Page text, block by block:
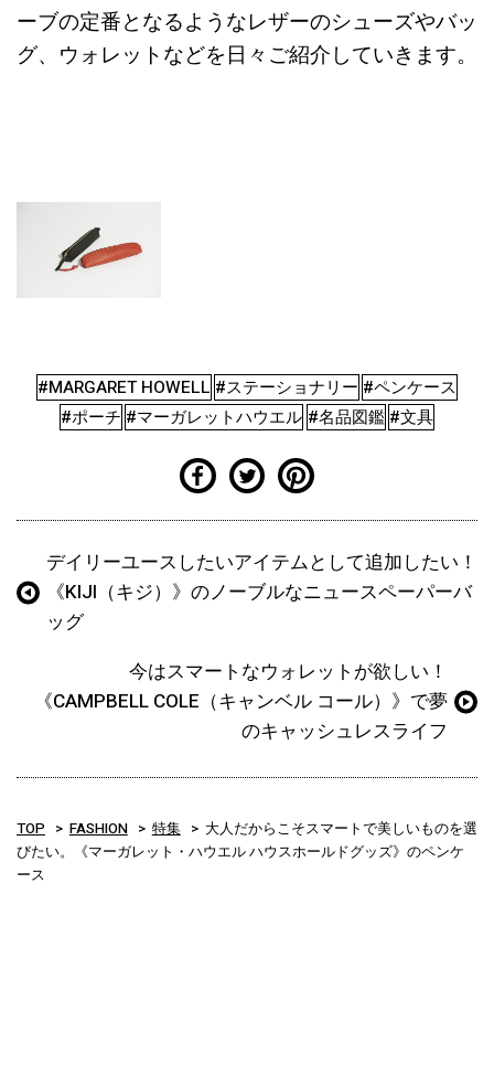
ーブの定番となるようなレザーのシューズやバッ
グ、ウォレットなどを日々ご紹介していきます。
#MARGARET HOWELL #ステーショナリー #ペンケース
#ポーチ #マーガレットハウエル #名品図鑑 #文具
デイリーユースしたいアイテムとして追加したい！
《KIJI（キジ）》のノーブルなニュースペーパーバ
ッグ
今はスマートなウォレットが欲しい！
《CAMPBELL COLE（キャンベル コール）》で夢
のキャッシュレスライフ
TOP FASHION 特集
大人だからこそスマートで美しいものを選
びたい。《マーガレット・ハウエル ハウスホールドグッズ》のペンケ
ース